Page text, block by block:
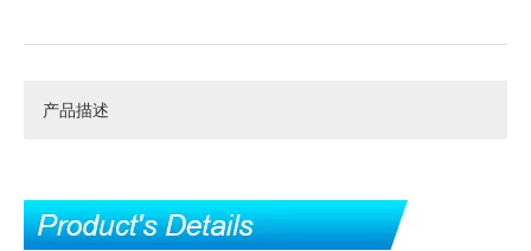
产品描述